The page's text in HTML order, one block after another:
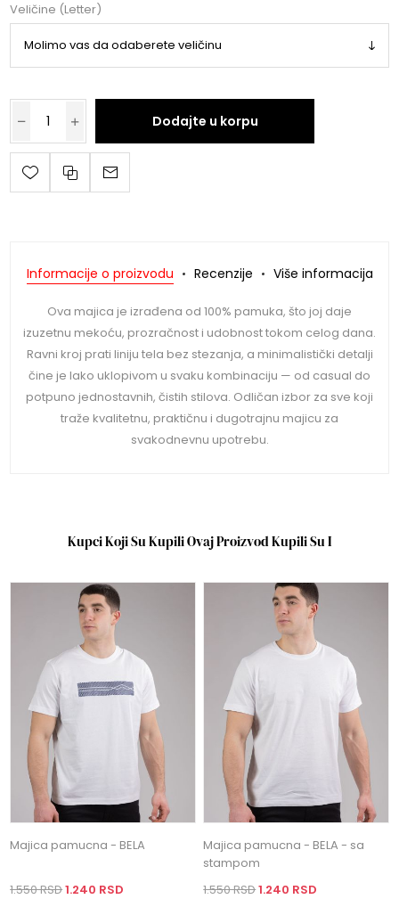
Veličine (Letter)
Dodajte u korpu
Informacije o proizvodu Recenzije Više informacija
Ova majica je izrađena od 100% pamuka, što joj daje
izuzetnu mekoću, prozračnost i udobnost tokom celog dana.
Ravni kroj prati liniju tela bez stezanja, a minimalistički detalji
čine je lako uklopivom u svaku kombinaciju — od casual do
potpuno jednostavnih, čistih stilova. Odličan izbor za sve koji
traže kvalitetnu, praktičnu i dugotrajnu majicu za
svakodnevnu upotrebu.
Kupci Koji Su Kupili Ovaj Proizvod Kupili Su I
Majica pamucna - BELA
1.550 RSD1.240 RSD
Majica pamucna - BELA - sa
stampom
1.550 RSD1.240 RSD